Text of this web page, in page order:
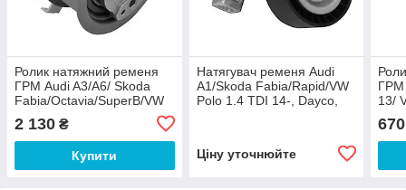
Ролик натяжний ременя
ГРМ Audi A3/A6/ Skoda
Fabia/Octavia/SuperB/VW
Golf/Jetta/Passat/Touran/T5
2.0 TDI
2 130 ₴
Купити
Натягувач ременя Audi
A1/Skoda Fabia/Rapid/VW
Polo 1.4 TDI 14-, Dayco,
Ціну уточнюйте
ГРМ
13/
670